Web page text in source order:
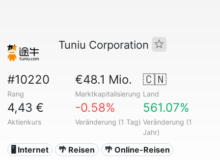
Tuniu Corporation
#10220
Rang
€48.1 Mio.
Marktkapitalisierung
🇨🇳
Land
4,43 €
Aktienkurs
-0.58%
Veränderung (1 Tag)
561.07%
Veränderung (1
Jahr)
🖥️ Internet 🌴 Reisen 🌴 Online-Reisen